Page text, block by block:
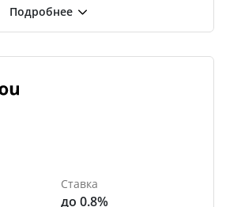
Ставка
до 0.8%